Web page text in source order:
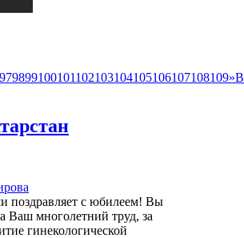
979899100101102103104105106107108109»В
поздравляет с юбилеем! Вы
Ваш многолетний труд, за
гинекологической